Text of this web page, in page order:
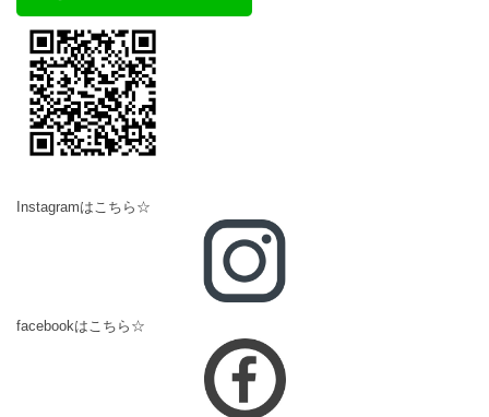
Instagramはこちら☆
facebookはこちら☆